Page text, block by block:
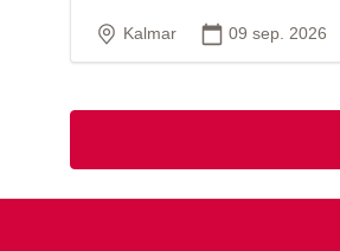
Plats
Kalmar Startdatum
09 sep. 2026